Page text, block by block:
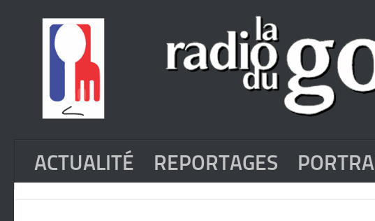
ACTUALITÉ REPORTAGES